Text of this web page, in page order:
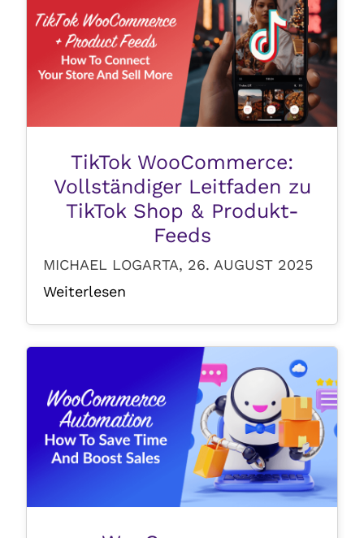
TikTok WooCommerce:
Vollständiger Leitfaden zu
TikTok Shop & Produkt-
Feeds
MICHAEL LOGARTA, 26. AUGUST 2025
Weiterlesen